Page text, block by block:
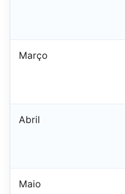
Março
Abril
Maio